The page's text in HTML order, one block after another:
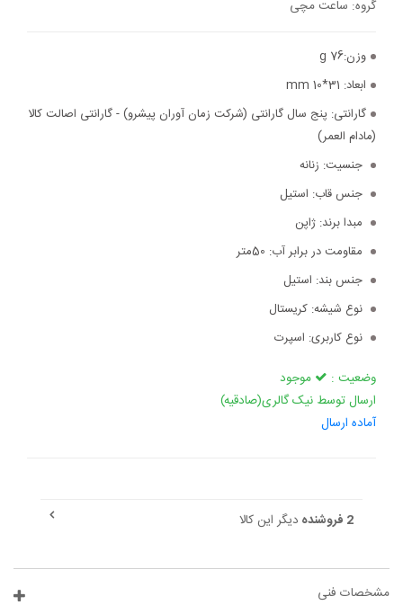
گروه: ساعت مچی
وزن:76 g
ابعاد:
گارانتی: پنج سال گارانتی (شرکت زمان آوران پیشرو) - گارانتی اصالت کالا
(مادام العمر)
جنسیت: زنانه
جنس قاب: استیل
مبدا برند: ژاپن
مقاومت در برابر آب: 50متر
جنس بند: استیل
نوع شیشه: کریستال
نوع کاربری: اسپرت
وضعیت :
موجود
ارسال توسط نیک گالری(صادقیه)
آماده ارسال
2 فروشنده دیگر این کالا
مشخصات فنی